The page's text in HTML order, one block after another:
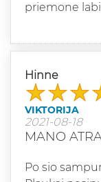
priemone
Hinne
VIKTORIJA
2021-08-18
MANO
Po sio